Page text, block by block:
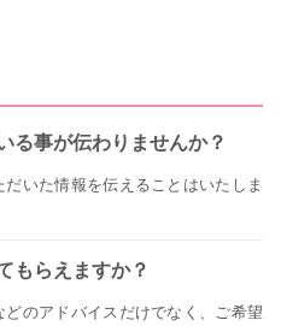
る事が伝わりませんか？
いた情報を伝えることはいたしま
もらえますか？
のアドバイスだけでなく、ご希望